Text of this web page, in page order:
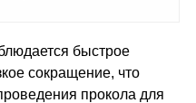
быстрое
сокращение, что
прокола для